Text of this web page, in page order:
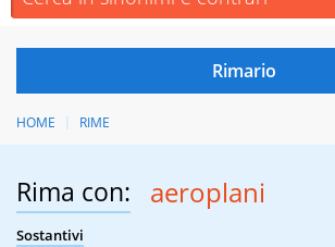
HOME RIME
Rima con: aeroplani
Sostantivi